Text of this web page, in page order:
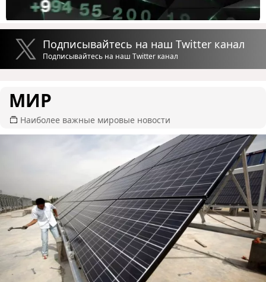
Подписывайтесь на наш Twitter канал
Подписывайтесь на наш Twitter канал
МИР
Наиболее важные мировые новости